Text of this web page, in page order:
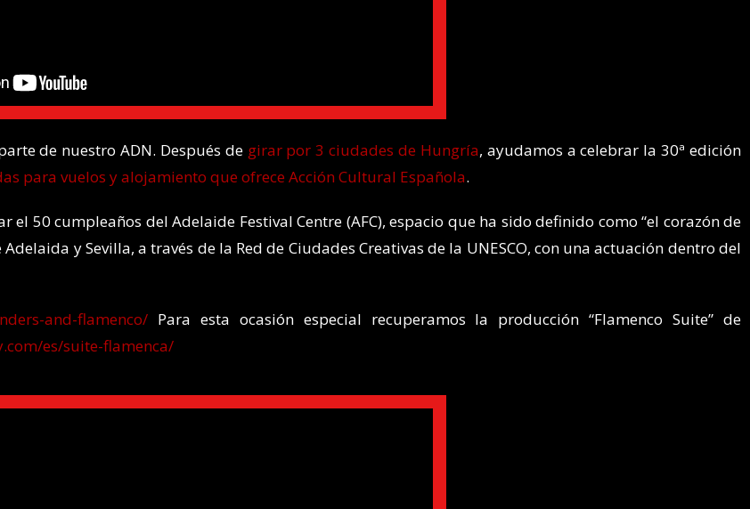
de nuestro ADN. Después de girar por 3 ciudades de Hungría, ayudamos a celebrar la 30ª edición
para vuelos y alojamiento que ofrece Acción Cultural Española.
50 cumpleaños del Adelaide Festival Centre (AFC), espacio que ha sido definido como “el corazón de
y Sevilla, a través de la Red de Ciudades Creativas de la UNESCO, con una actuación dentro del
and-flamenco/ Para esta ocasión especial recuperamos la producción “Flamenco Suite” de
es/suite-flamenca/